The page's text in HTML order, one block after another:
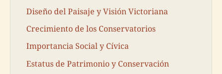
Diseño del Paisaje y Visión Victoriana
Crecimiento de los Conservatorios
Importancia Social y Cívica
Estatus de Patrimonio y Conservación